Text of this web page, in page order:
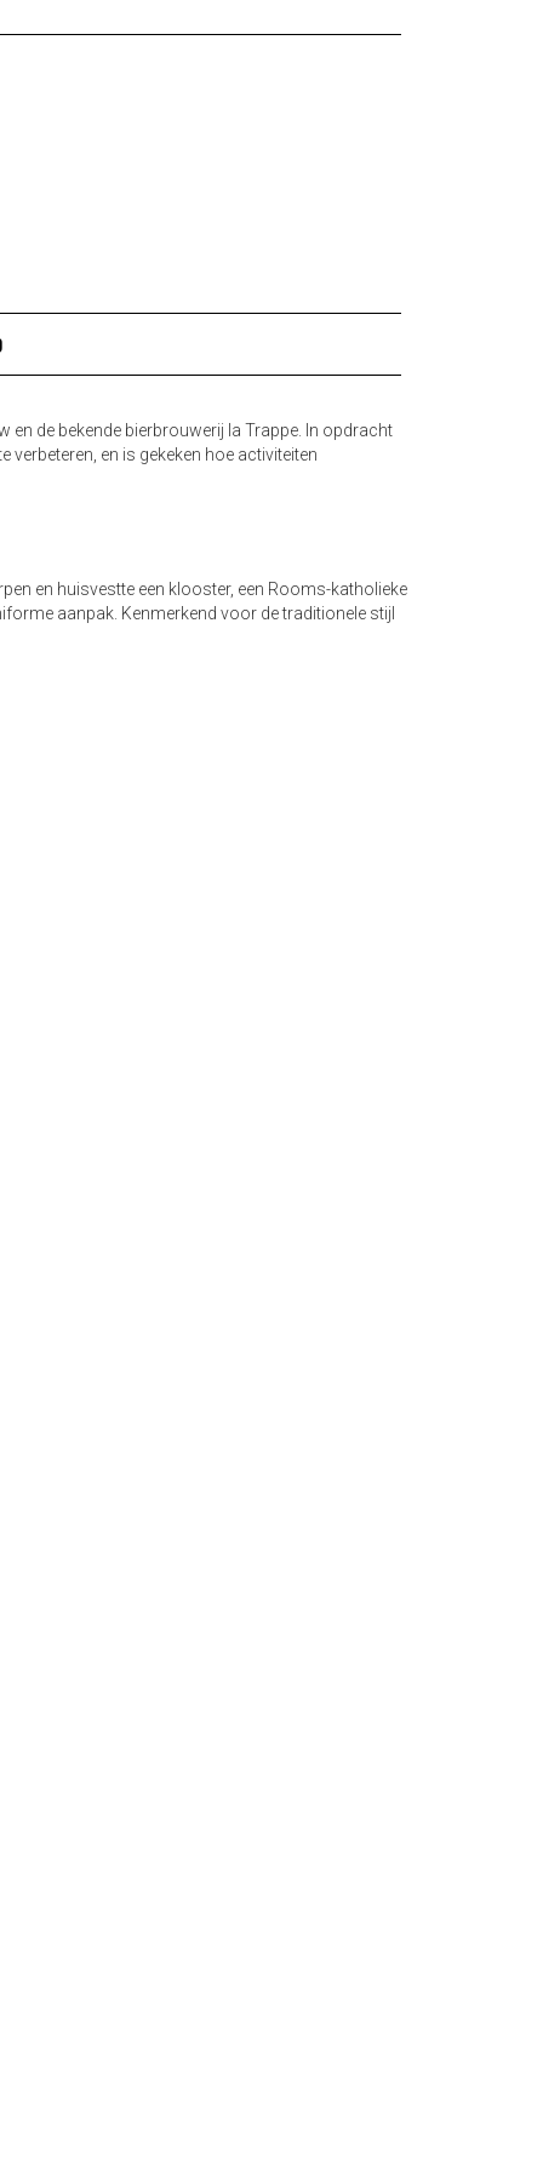
en de bekende bierbrouwerij la Trappe. In opdracht
en is gekeken hoe activiteiten
en huisvestte een klooster, een Rooms-katholieke
aanpak. Kenmerkend voor de traditionele stijl